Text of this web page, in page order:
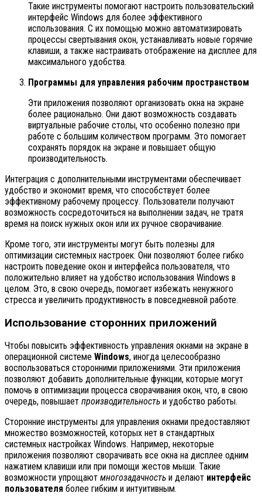
Такие инструменты помогают настроить пользовательский
интерфейс Windows для более эффективного
использования. С их помощью можно автоматизировать
процессы свертывания окон, устанавливать новые горячие
клавиши, а также настраивать отображение на дисплее для
максимального удобства.
Программы для управления рабочим пространством
Эти приложения позволяют организовать окна на экране
более рационально. Они дают возможность создавать
виртуальные рабочие столы, что особенно полезно при
работе с большим количеством программ. Это помогает
сохранять порядок на экране и повышает общую
производительность.
Интеграция с дополнительными инструментами обеспечивает
удобство и экономит время, что способствует более
эффективному рабочему процессу. Пользователи получают
возможность сосредоточиться на выполнении задач, не тратя
время на поиск нужных окон или их ручное сворачивание.
Кроме того, эти инструменты могут быть полезны для
оптимизации системных настроек. Они позволяют более гибко
настроить поведение окон и интерфейса пользователя, что
положительно влияет на удобство использования Windows в
целом. Это, в свою очередь, помогает избежать ненужного
стресса и увеличить продуктивность в повседневной работе.
Использование сторонних приложений
Чтобы повысить эффективность управления окнами на экране в
операционной системе Windows, иногда целесообразно
воспользоваться сторонними приложениями. Эти приложения
позволяют добавить дополнительные функции, которые могут
помочь в оптимизации процесса сворачивания окон, что, в свою
очередь, повышает производительность и удобство работы.
Сторонние инструменты для управления окнами предоставляют
множество возможностей, которых нет в стандартных
системных настройках Windows. Например, некоторые
приложения позволяют сворачивать все окна на дисплее одним
нажатием клавиши или при помощи жестов мыши. Такие
возможности упрощают многозадачность и делают интерфейс
пользователя более гибким и интуитивным.